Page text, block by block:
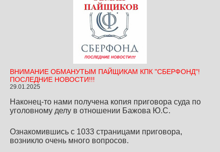
ВНИМАНИЕ ОБМАНУТЫМ ПАЙЩИКАМ КПК "СБЕРФОНД"!
ПОСЛЕДНИЕ НОВОСТИ!!!
29.01.2025
Наконец-то нами получена копия приговора суда по
уголовному делу в отношении Бажова Ю.С.
Ознакомившись с 1033 страницами приговора,
возникло очень много вопросов.